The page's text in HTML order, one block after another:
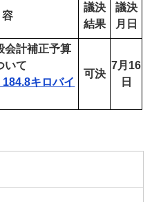
容
議決
結果
議決
月日
会計補正予算
いて
キロバイ
可決
7月16
日